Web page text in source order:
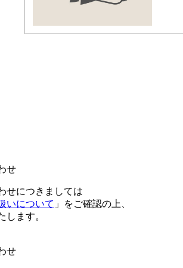
せ
せにつきましては
いについて 」をご確認の上、
します。
せ